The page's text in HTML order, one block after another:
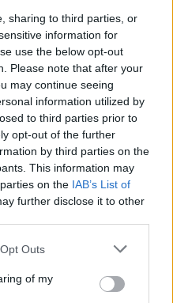
sharing to third parties, or
information for
use the below opt-out
Please note that after your
may continue seeing
information utilized by
to third parties prior to
opt-out of the further
by third parties on the
This information may
on the IAB’s List of
further disclose it to other
Outs
of my